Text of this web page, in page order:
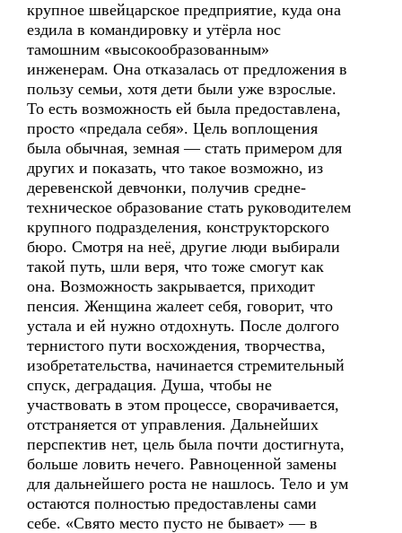
крупное швейцарское предприятие, куда она
ездила в командировку и утёрла нос
тамошним «высокообразованным»
инженерам. Она отказалась от предложения в
пользу семьи, хотя дети были уже взрослые.
То есть возможность ей была предоставлена,
просто «предала себя». Цель воплощения
была обычная, земная — стать примером для
других и показать, что такое возможно, из
деревенской девчонки, получив средне-
техническое образование стать руководителем
крупного подразделения, конструкторского
бюро. Смотря на неё, другие люди выбирали
такой путь, шли веря, что тоже смогут как
она. Возможность закрывается, приходит
пенсия. Женщина жалеет себя, говорит, что
устала и ей нужно отдохнуть. После долгого
тернистого пути восхождения, творчества,
изобретательства, начинается стремительный
спуск, деградация. Душа, чтобы не
участвовать в этом процессе, сворачивается,
отстраняется от управления. Дальнейших
перспектив нет, цель была почти достигнута,
больше ловить нечего. Равноценной замены
для дальнейшего роста не нашлось. Тело и ум
остаются полностью предоставлены сами
себе. «Свято место пусто не бывает» — в